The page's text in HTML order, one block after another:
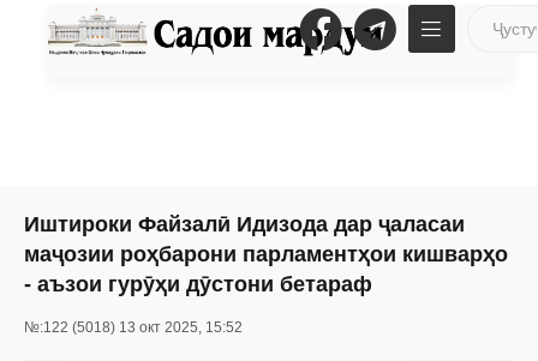
Иштироки Файзалӣ Идизода дар ҷаласаи
маҷозии роҳбарони парламентҳои кишварҳо
- аъзои гурӯҳи дӯстони бетараф
№:122 (5018) 13 окт 2025, 15:52